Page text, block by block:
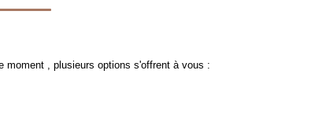
moment , plusieurs options s'offrent à vous :